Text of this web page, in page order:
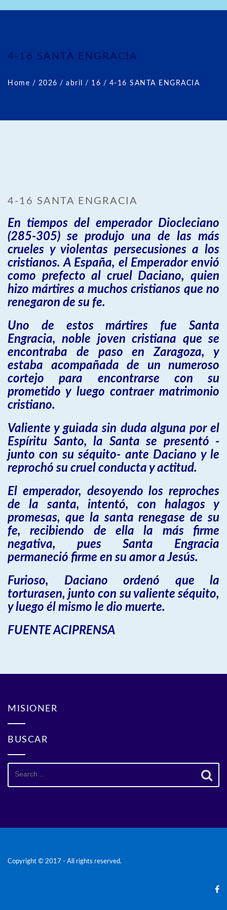
4-16 SANTA ENGRACIA
Home / 2026 / abril / 16 / 4-16 SANTA ENGRACIA
4-16 SANTA ENGRACIA
En tiempos del emperador Diocleciano
(285-305) se produjo una de las más
crueles y violentas persecusiones a los
cristianos. A España, el Emperador envió
como prefecto al cruel Daciano, quien
hizo mártires a muchos cristianos que no
renegaron de su fe.
Uno de estos mártires fue Santa
Engracia, noble joven cristiana que se
encontraba de paso en Zaragoza, y
estaba acompañada de un numeroso
cortejo para encontrarse con su
prometido y luego contraer matrimonio
cristiano.
Valiente y guiada sin duda alguna por el
Espíritu Santo, la Santa se presentó -
junto con su séquito- ante Daciano y le
reprochó su cruel conducta y actitud.
El emperador, desoyendo los reproches
de la santa, intentó, con halagos y
promesas, que la santa renegase de su
fe, recibiendo de ella la más firme
negativa, pues Santa Engracia
permaneció firme en su amor a Jesús.
Furioso, Daciano ordenó que la
torturasen, junto con su valiente séquito,
y luego él mismo le dio muerte.
FUENTE ACIPRENSA
MISIONER
BUSCAR
Search
Copyright © 2017 - All rights reserved.